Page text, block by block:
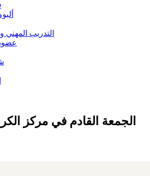
التدريب
الجمعة القادم في مركز